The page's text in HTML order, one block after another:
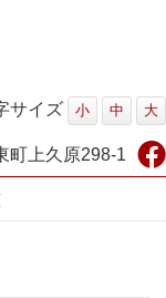
サイズ 小 中 大
町上久原298-1